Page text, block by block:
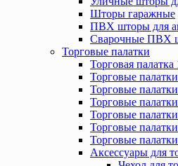
Шторы гаражные
ПВХ шторы для
Сварочные ПВХ
Торговые палатки
Торговая
Торговые
Торговые
Торговые
Торговые
Торговые
Торговые
Аксессуары для